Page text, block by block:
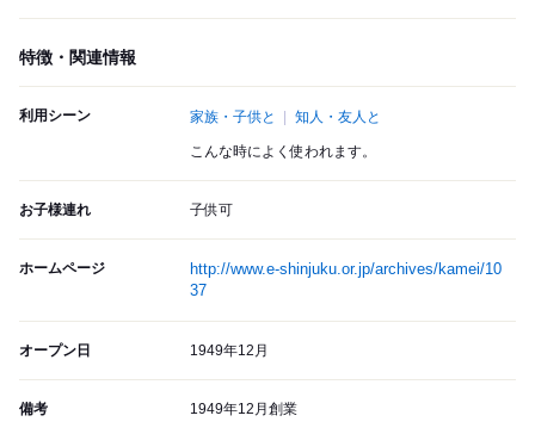
特徴・関連情報
利用シーン 家族・子供と 知人・友人と
こんな時によく使われます。
お子様連れ 子供可
ホームページ
http://www.e-shinjuku.or.jp/archives/kamei/10
37
オープン日 1949年12月
備考 1949年12月創業